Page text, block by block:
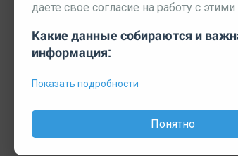
© 2026 МЕДИАЗАВОД — Сайт может
Мнение редакции может не совпадать с
даете свое согласие на работу с
Какие данные собираются и
информация:
Показать подробности
Понятно